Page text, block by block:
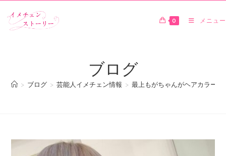
0 メニュー
ブログ
> ブログ > 芸能人イメチェン情報 > 最上もがちゃんがヘアカラー